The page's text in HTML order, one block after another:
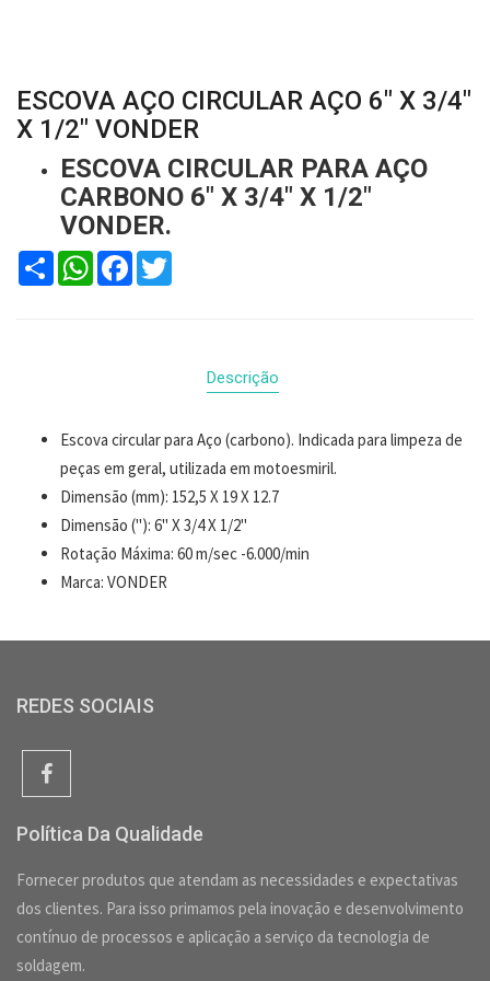
ESCOVA AÇO CIRCULAR AÇO 6" X 3/4"
X 1/2" VONDER
ESCOVA CIRCULAR PARA AÇO
CARBONO 6" X 3/4" X 1/2"
VONDER.
Compartilhar
WhatsAppFacebook
Twitter
Descrição
Escova circular para Aço (carbono). Indicada para limpeza de
peças em geral, utilizada em motoesmiril.
Dimensão (mm): 152,5 X 19 X 12.7
Dimensão ("): 6" X 3/4 X 1/2"
Rotação Máxima: 60 m/sec -6.000/min
Marca: VONDER
REDES SOCIAIS
Política Da Qualidade
Fornecer produtos que atendam as necessidades e expectativas
dos clientes. Para isso primamos pela inovação e desenvolvimento
contínuo de processos e aplicação a serviço da tecnologia de
soldagem.